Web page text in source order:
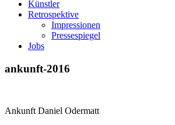
Künstler
Retrospektive
Impressionen
Pressespiegel
Jobs
ankunft-2016
Ankunft Daniel Odermatt